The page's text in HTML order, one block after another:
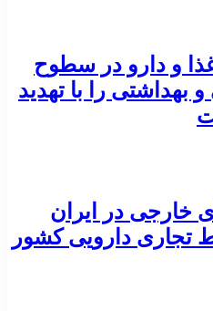
و دارو در سطوح
بهداشتی را با تهدید
در ایران
تجاری دارویی کشور